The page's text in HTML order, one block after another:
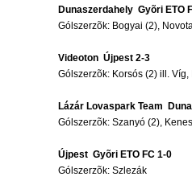
Dunaszerdahely  Gyõri ETO
Gólszerzõk: Bogyai (2),
Videoton  Újpest 2-3
Gólszerzõk: Korsós (2) ill. Víg,
Lázár Lovaspark Team 
Gólszerzõk: Szanyó (2),
Újpest  Gyõri ETO FC 1-0
Gólszerzõk: Szlezák